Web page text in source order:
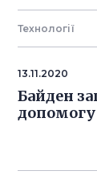
Технології
13.11.2020
Байден
допомогу